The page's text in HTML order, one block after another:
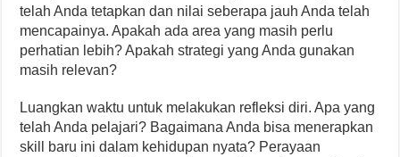
telah Anda tetapkan dan nilai seberapa jauh Anda telah
mencapainya. Apakah ada area yang masih perlu
perhatian lebih? Apakah strategi yang Anda gunakan
masih relevan?
Luangkan waktu untuk melakukan refleksi diri. Apa yang
telah Anda pelajari? Bagaimana Anda bisa menerapkan
skill baru ini dalam kehidupan nyata? Perayaan